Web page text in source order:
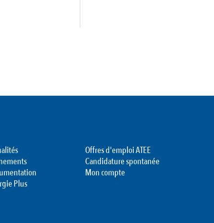
Plus
Offres d'emploi ATEE
Candidature spontanée
Mon compte